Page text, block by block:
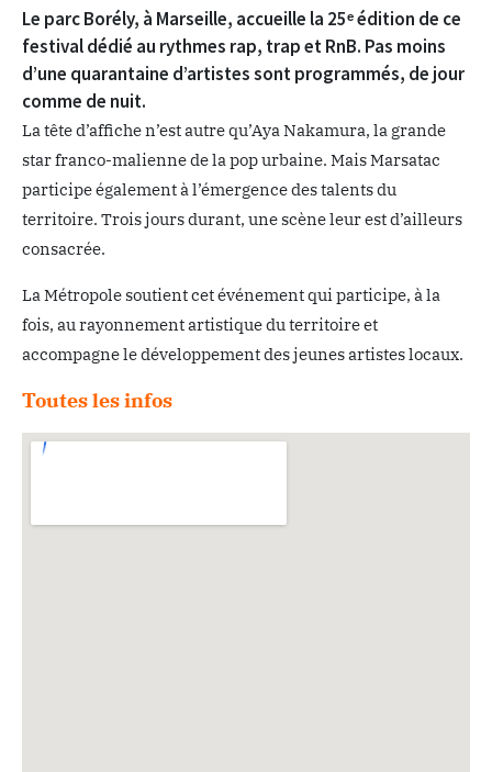
Le parc Borély, à Marseille, accueille la 25ᵉ édition de ce
festival dédié au rythmes rap, trap et RnB. Pas moins
d’une quarantaine d’artistes sont programmés, de jour
comme de nuit.
La tête d’affiche n’est autre qu’Aya Nakamura, la grande
star franco-malienne de la pop urbaine. Mais Marsatac
participe également à l’émergence des talents du
territoire. Trois jours durant, une scène leur est d’ailleurs
consacrée.
La Métropole soutient cet événement qui participe, à la
fois, au rayonnement artistique du territoire et
accompagne le développement des jeunes artistes locaux.
Toutes les infos